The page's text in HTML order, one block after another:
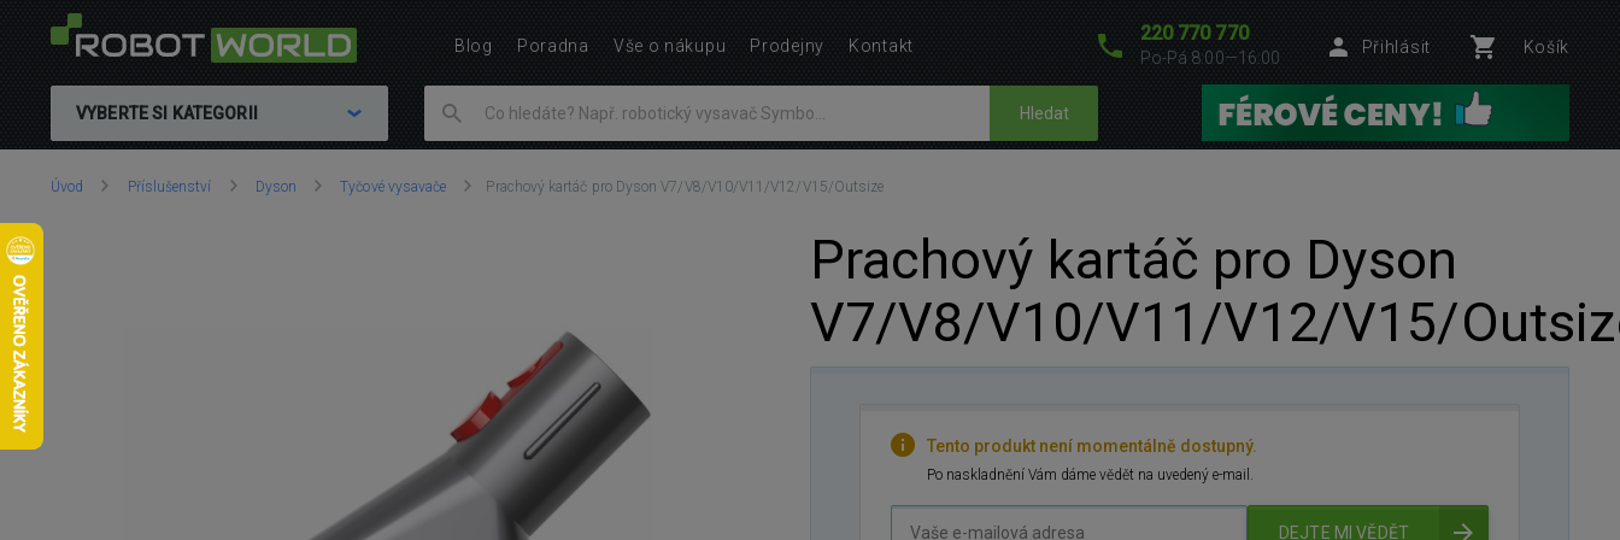
220 770 770
Po-Pá 8:00—16:00
Přihlásit Košík
VYBERTE SI KATEGORII Hledat
Nacházíte
Úvod Příslušenství Dyson Tyčové vysavače Prachový kartáč pro Dyson V7/V8/V10/V11/V12/V15/Outsize
Prachový kartáč pro Dyson
V7/V8/V10/V11/V12/V15/
Tento produkt není momentálně dostupný.
Po naskladnění Vám dáme vědět na uvedený e-mail.
DEJTE MI VĚDĚT
Blog Poradna Vše o nákupu Prodejny Kontakt